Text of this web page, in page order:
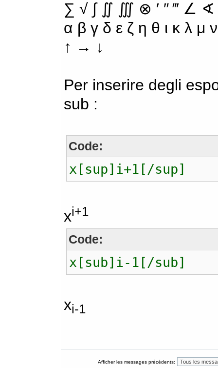
∑ √ ∫ ∬ ∭ ⊗ ′ ″ ‴ ∠
α β γ δ ε ζ η θ ι κ λ
↑ → ↓
Per inserire degli
sub :
Code:
x[sup]i+1[/sup]
xi+1
Code:
x[sub]i-1[/sub]
xi-1
Afficher les messages précédents: